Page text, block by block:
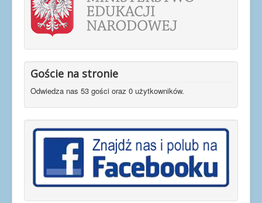
Goście na stronie
Odwiedza nas 53 gości oraz 0 użytkowników.